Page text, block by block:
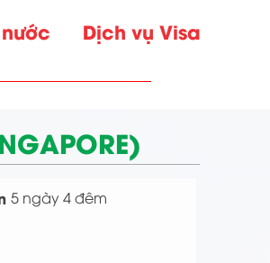
Dịch vụ Visa
5 ngày 4 đêm